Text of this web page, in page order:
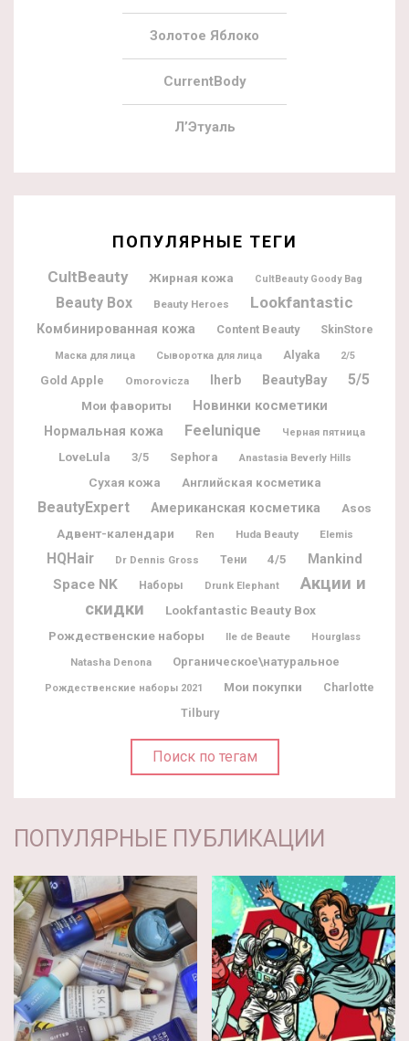
Золотое Яблоко
CurrentBody
Л’Этуаль
ПОПУЛЯРНЫЕ ТЕГИ
CultBeauty Жирная кожа CultBeauty Goody Bag
Beauty Box Beauty Heroes Lookfantastic
Комбинированная кожа Content Beauty SkinStore
Маска для лица Сыворотка для лица Alyaka 2/5
Gold Apple Omorovicza Iherb BeautyBay 5/5
Мои фавориты Новинки косметики
Нормальная кожа Feelunique Черная пятница
LoveLula 3/5 Sephora Anastasia Beverly Hills
Сухая кожа Английская косметика
BeautyExpert Американская косметика Asos
Адвент-календари Ren Huda Beauty Elemis
HQHair Dr Dennis Gross Тени 4/5 Mankind
Space NK Наборы Drunk Elephant
Акции и
скидки
Lookfantastic Beauty Box
Рождественские наборы
Ile de Beaute Hourglass
Natasha Denona Органическое\натуральное
Рождественские наборы 2021 Мои покупки
Charlotte
Tilbury
Поиск по тегам
ПОПУЛЯРНЫЕ ПУБЛИКАЦИИ